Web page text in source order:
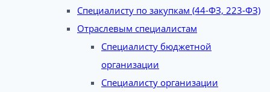
Специалисту по закупкам (44-ФЗ, 223-ФЗ)
Отраслевым специалистам
Специалисту бюджетной
организации
Специалисту организации